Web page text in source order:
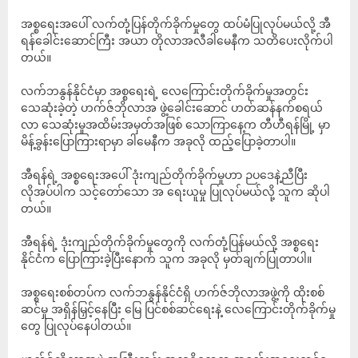
အစ္စရေးအပေါ် လက်တုံ့ပြန်တိုက်ခိုက်မှုတွေ ထပ်မံပြုလုပ်မယ်လို့ အီ
ရန်ခေါင်းဆောင်ကြီး အယာ တိုလာအလီခါမေနီက သတိပေးလိုက်ပါ
တယ်။
လက်ဘနွန်နိုင်ငံမှာ အစ္စရေးရဲ့ လေကြောင်းတိုက်ခိုက်မှုအတွင်း
သေဆုံးခဲ့တဲ့ ဟက်ဇ်ဘိုလာအ ဖွဲ့ခေါင်းဆောင် ဟတ်ဆန်နက်စရယ်
လာ သေဆုံးမှုအထိမ်းအမှတ်အဖြစ် သောကြာနေ့က တီဟီရန်မြို့ မှာ
မိန့်ခွန်းပြောကြားရာမှာ ခါမေနီက အခုလို ထည့်ပြောခဲ့တာပါ။
အီရန်ရဲ့ အစ္စရေးအပေါ် ဒုံးကျည်တိုက်ခိုက်မှုဟာ ဉပဒေနဲ့ညီပြီး
လိုအပ်ပါက သင့်တော်သော အ ရေးယူမှု ပြုလုပ်မယ်လို့ သူက ဆိုပါ
တယ်။
အီရန်ရဲ့ ဒုံးကျည်တိုက်ခိုက်မှုတွေကို လက်တုံ့ပြန်မယ်လို့ အစ္စရေး
နိုင်ငံက ပြောကြားခဲ့ပြီးနောက် သူက အခုလို မှတ်ချက်ပြုတာပါ။
အစ္စရေးစစ်တပ်က လက်ဘနွန်နိုင်ငံရှိ ဟက်ဇ်ဘိုလာအဖွဲ့ကို ထိုးစစ်
ဆင်မှု အရှိန်မြှင့်နေပြီး မြေ ပြင်စစ်ဆင်ရေးနဲ့ လေကြောင်းတိုက်ခိုက်မှု
တွေ ပြုလုပ်နေပါတယ်။